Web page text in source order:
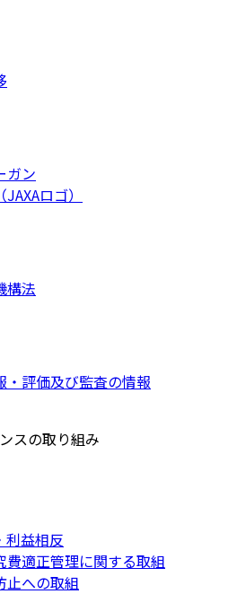
ガン
ロゴ）
構法
・評価及び監査の情報
スの取り組み
利益相反
費適正管理に関する取組
止への取組